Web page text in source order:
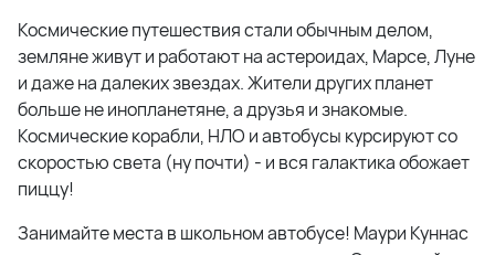
Космические путешествия стали обычным делом,
земляне живут и работают на астероидах, Марсе, Луне
и даже на далеких звездах. Жители других планет
больше не инопланетяне, а друзья и знакомые.
Космические корабли, НЛО и автобусы курсируют со
скоростью света (ну почти) - и вся галактика обожает
пиццу!
Занимайте места в школьном автобусе! Маури Куннас